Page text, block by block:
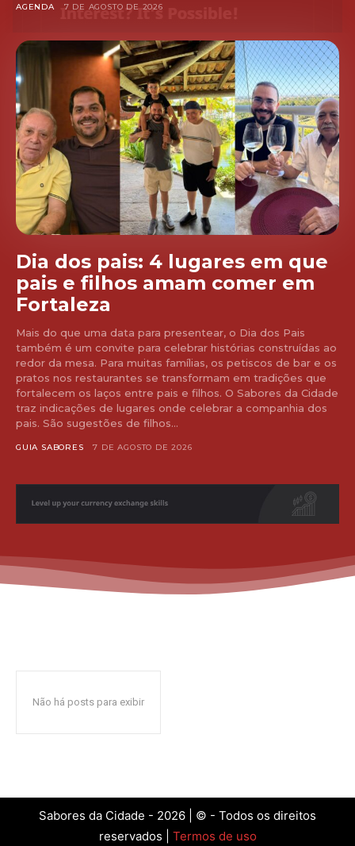
AGENDA 7 DE AGOSTO DE 2026
Dia dos pais: 4 lugares em que
pais e filhos amam comer em
Fortaleza
Mais do que uma data para presentear, o Dia dos Pais
também é um convite para celebrar histórias construídas ao
redor da mesa. Para muitas famílias, os petiscos de bar e os
pratos nos restaurantes se transformam em tradições que
fortalecem os laços entre pais e filhos. O Sabores da Cidade
traz indicações de lugares onde celebrar a companhia dos
pais. São sugestões de filhos...
GUIA SABORES 7 DE AGOSTO DE 2026
Não há posts para exibir
Sabores da Cidade - 2026 | © - Todos os direitos
reservados | Termos de uso